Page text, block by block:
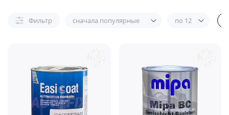
Фильтр сначала популярные по 12